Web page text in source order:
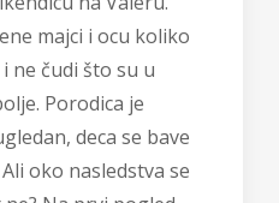
majci i ocu koliko
ne čudi što su u
Porodica je
deca se bave
oko nasledstva se